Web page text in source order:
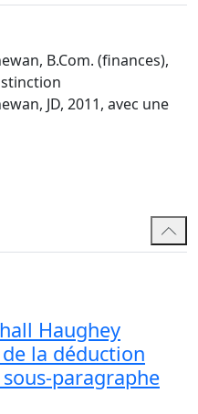
B.Com. (finances),
JD, 2011, avec une
Haughey
la déduction
paragraphe